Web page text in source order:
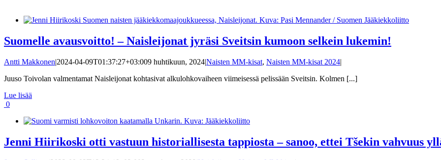
Suomelle avausvoitto! – Naisleijonat jyräsi Sveitsin kumoon selkein lukemin!
Antti Makkonen|2024-04-09T01:37:27+03:009 huhtikuun, 2024|Naisten MM-kisat, Naisten MM-kisat 2024|
Juuso Toivolan valmentamat Naisleijonat kohtasivat alkulohkovaiheen viimeisessä pelissään Sveitsin. Kolmen [...]
Lue lisää
0
Jenni Hiirikoski otti vastuun historiallisesta tappiosta – sanoo, ettei Tšekin vahvuus